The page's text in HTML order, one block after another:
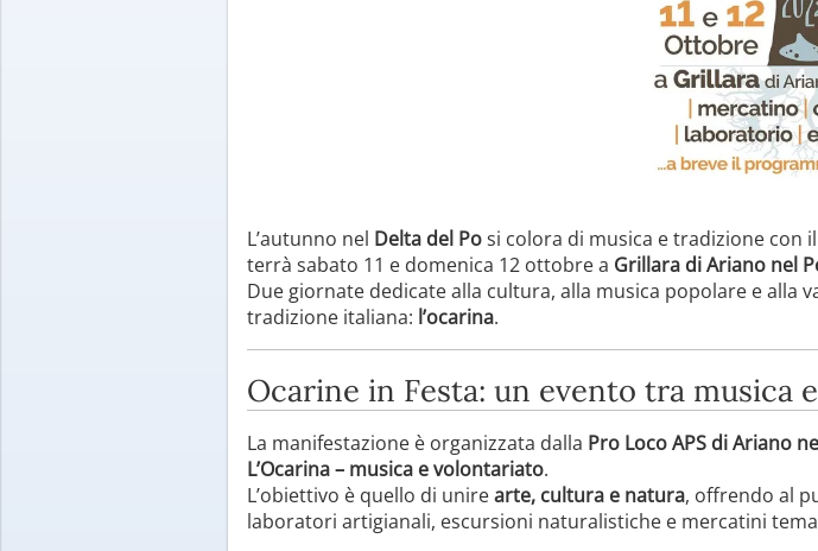
L’autunno nel Delta del Posi colora di musica e tradizione con
terrà sabato 11 e domenica 12 ottobre a Grillara di Ariano nel
Due giornate dedicate alla cultura, alla musica popolare e
tradizione italiana: l’ocarina.
Ocarine in Festa: un evento tra musica
La manifestazione è organizzata dalla Pro Loco APS di Ariano
L’Ocarina – musica e volontariato.
L’obiettivo è quello di unirearte, cultura e natura, offrendo al
laboratori artigianali, escursioni naturalistiche e mercatini